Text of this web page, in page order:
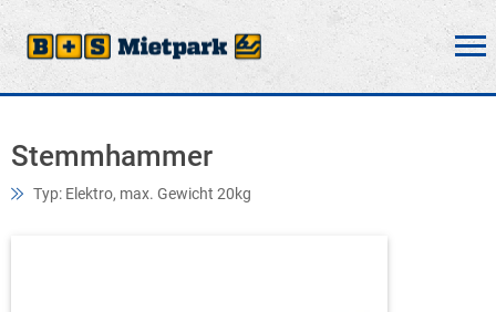
Stemmhammer
Typ: Elektro, max. Gewicht 20kg